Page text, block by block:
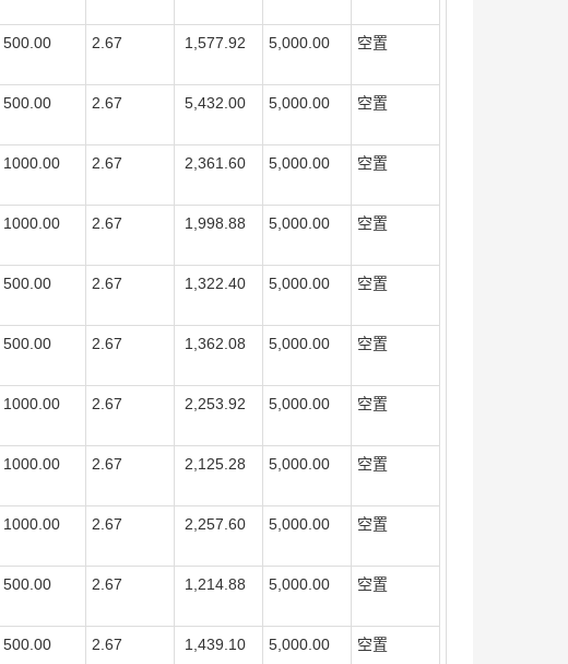
500.00 2.67 1,577.92 5,000.00 空置
500.00 2.67 5,432.00 5,000.00 空置
1000.00 2.67 2,361.60 5,000.00 空置
1000.00 2.67 1,998.88 5,000.00 空置
500.00 2.67 1,322.40 5,000.00 空置
500.00 2.67 1,362.08 5,000.00 空置
1000.00 2.67 2,253.92 5,000.00 空置
1000.00 2.67 2,125.28 5,000.00 空置
1000.00 2.67 2,257.60 5,000.00 空置
500.00 2.67 1,214.88 5,000.00 空置
500.00 2.67 1,439.10 5,000.00 空置